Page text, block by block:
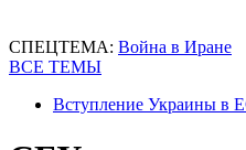
СПЕЦТЕМА: Война в Иране
ВСЕ ТЕМЫ
Вступление Украины в